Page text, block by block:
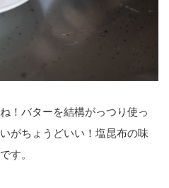
！バターを結構がっつり使っ
がちょうどいい！塩昆布の味
す。